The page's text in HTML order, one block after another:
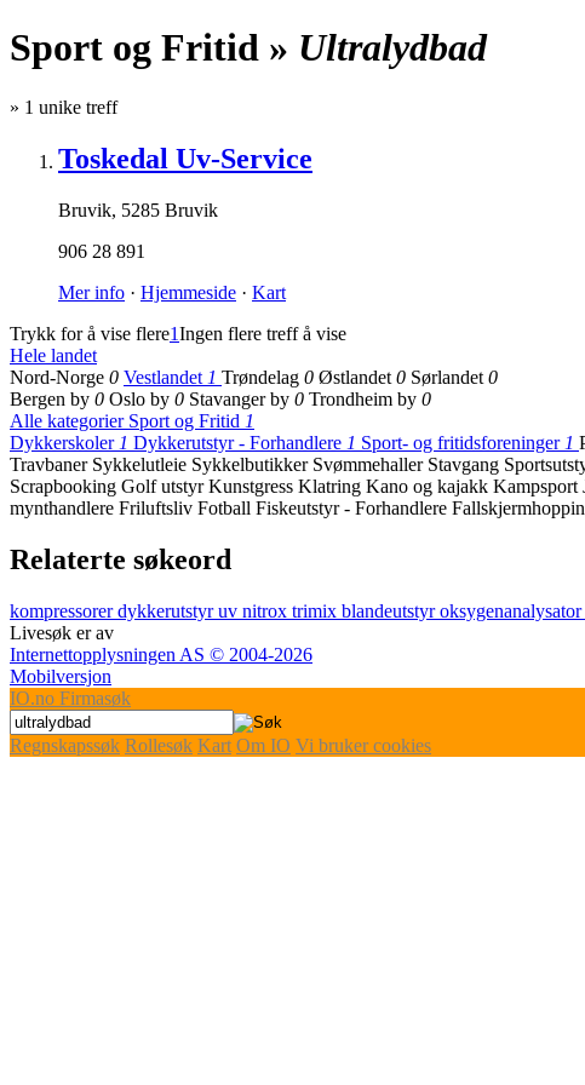
Sport og Fritid » Ultralydbad
» 1 unike treff
Toskedal Uv-Service
Bruvik, 5285 Bruvik
906 28 891
Mer info · Hjemmeside · Kart
Trykk for å vise flere1Ingen flere treff å vise
Hele landet
Nord-Norge 0 Vestlandet 1 Trøndelag 0 Østlandet 0 Sørlandet 0
Bergen by 0 Oslo by 0 Stavanger by 0 Trondheim by 0
Alle kategorier Sport og Fritid 1
Dykkerskoler 1 Dykkerutstyr - Forhandlere 1 Sport- og fritidsforeninger 1
Travbaner Sykkelutleie Sykkelbutikker Svømmehaller Stavgang
Scrapbooking Golf utstyrKunstgress Klatring Kano og kajakk Kampsport
mynthandlere Friluftsliv Fotball Fiskeutstyr - Forhandlere
Relaterte søkeord
kompressorerdykkerutstyruv nitrox trimix blandeutstyroksygenanalysator
Livesøk er av
Internettopplysningen AS © 2004-2026
Mobilversjon
IO.no Firmasøk
Regnskapssøk Rollesøk Kart Om IO Vi bruker cookies